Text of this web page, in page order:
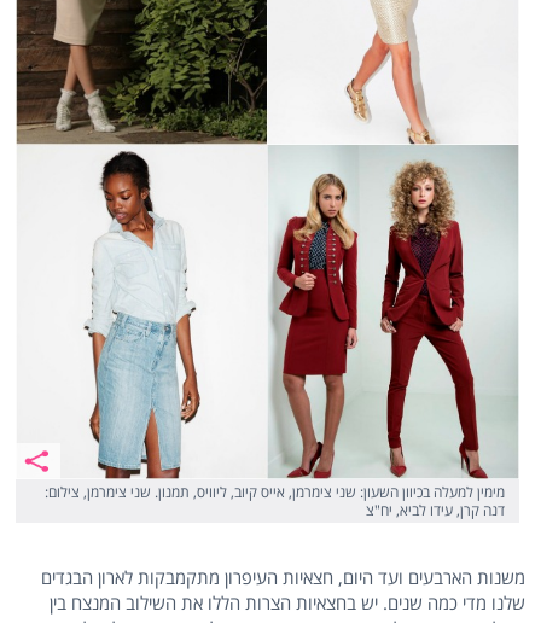
מימין למעלה בכיוון השעון: שני צימרמן, אייס קיוב, ליוויס, תמנון. שני צימרמן, צילום:
דנה קרן, עידו לביא, יח"צ
משנות הארבעים ועד היום, חצאיות העיפרון מתקמבקות לארון הבגדים
שלנו מדי כמה שנים. יש בחצאיות הצרות הללו את השילוב המנצח בין